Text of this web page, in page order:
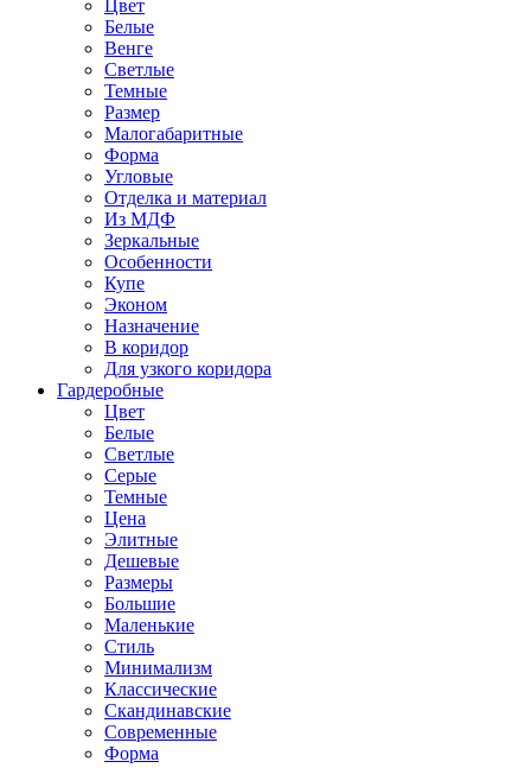
Цвет
Белые
Венге
Светлые
Темные
Размер
Малогабаритные
Форма
Угловые
Отделка и материал
Из МДФ
Зеркальные
Особенности
Купе
Эконом
Назначение
В коридор
Для узкого коридора
Гардеробные
Цвет
Белые
Светлые
Серые
Темные
Цена
Элитные
Дешевые
Размеры
Большие
Маленькие
Стиль
Минимализм
Классические
Скандинавские
Современные
Форма